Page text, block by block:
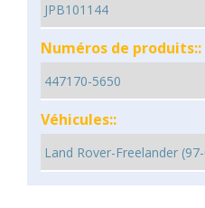
Numéros de produits::
Véhicules::